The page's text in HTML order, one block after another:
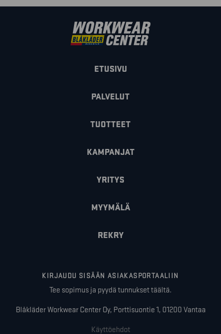
ETUSIVU
PALVELUT
TUOTTEET
KAMPANJAT
YRITYS
MYYMÄLÄ
REKRY
KIRJAUDU SISÄÄN ASIAKASPORTAALIIN
Tee sopimus ja pyydä tunnukset täältä.
Blåkläder Workwear Center Oy, Porttisuontie 1, 01200 Vantaa
Käyttöehdot